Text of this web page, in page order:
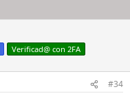
Verificad@ con 2FA
#34